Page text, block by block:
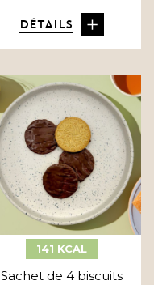
DÉTAILS
141 KCAL
Sachet de 4 biscuits